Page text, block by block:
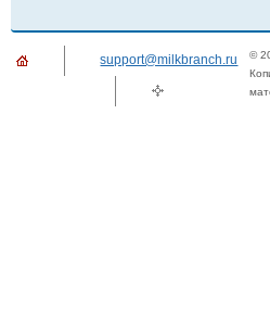
support@milkbranch.ru ©